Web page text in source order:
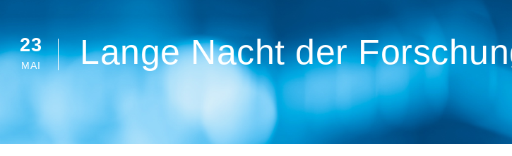
23
MAI Lange Nacht der